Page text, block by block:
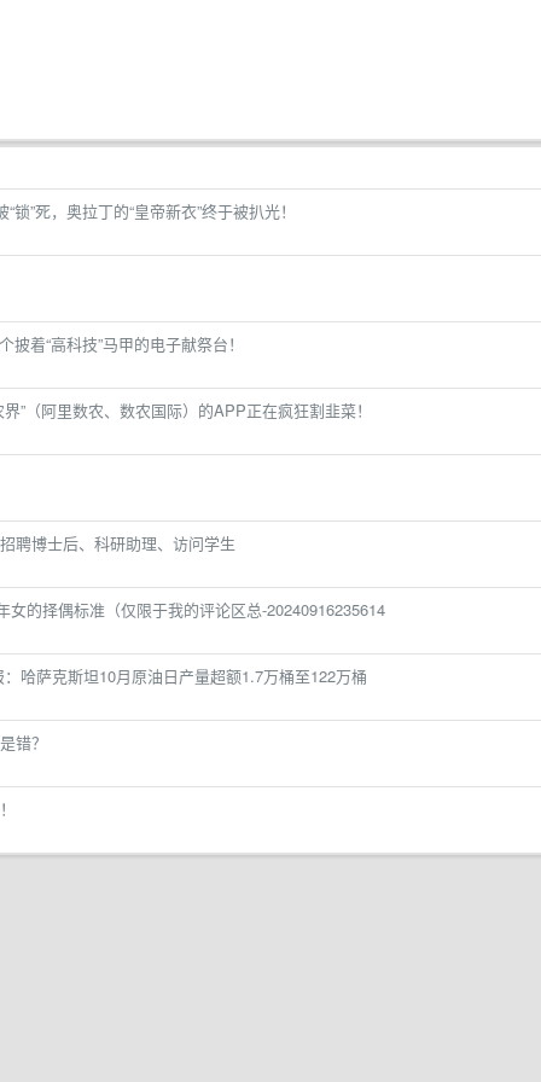
锁”死，奥拉丁的“皇帝新衣”终于被扒光！
着“高科技”马甲的电子献祭台！
”（阿里数农、数农国际）的APP正在疯狂割韭菜！
聘博士后、科研助理、访问学生
的择偶标准（仅限于我的评论区总-20240916235614
哈萨克斯坦10月原油日产量超额1.7万桶至122万桶
错？